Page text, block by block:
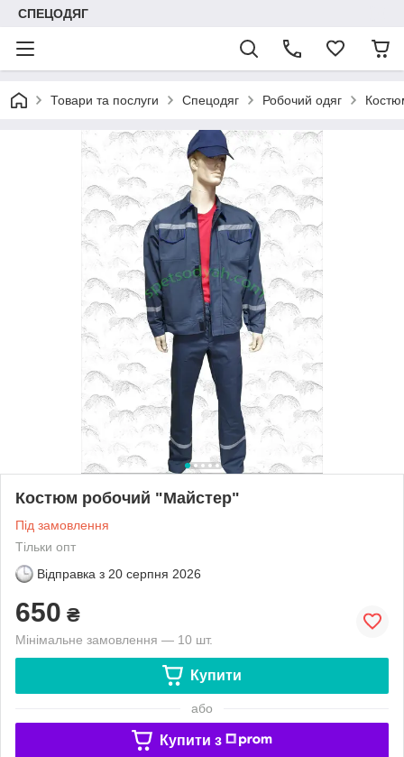
СПЕЦОДЯГ
Товари та послуги Спецодяг Робочий одяг
Костюм робочий "Майстер"
Під замовлення
Тільки опт
Відправка з 20 серпня 2026
650 ₴
Мінімальне замовлення — 10 шт.
Купити
або
Купити з